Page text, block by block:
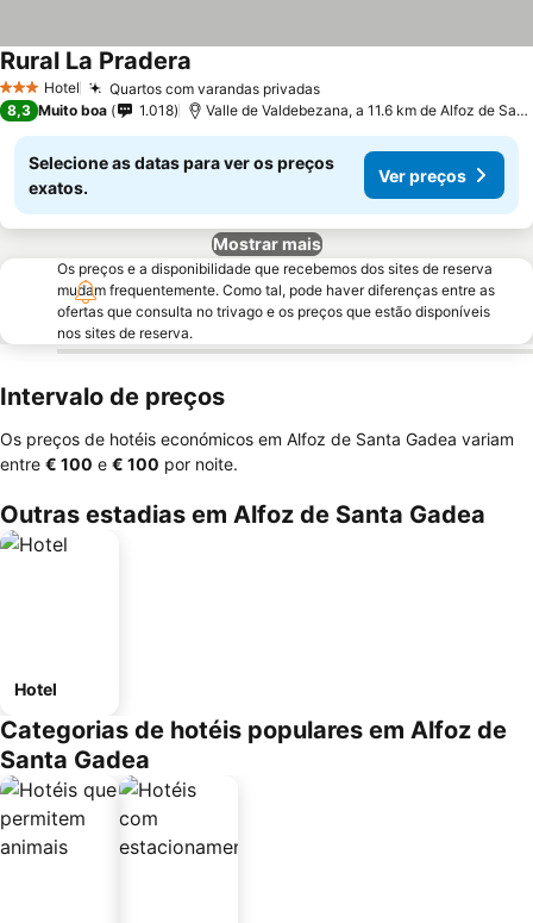
3 EstrelasHotel Quartos com varandas privadas
Rural La Pradera
8,3 Muito boa 1.018 Valle de Valdebezana, a 11.6 km de Alfoz de Santa Gadea
Selecione as datas para ver os preços
exatos.
Ver preços
Mostrar mais
Os preços e a disponibilidade que recebemos dos sites de reserva
mudam frequentemente. Como tal, pode haver diferenças entre as
ofertas que consulta no trivago e os preços que estão disponíveis
nos sites de reserva.
Intervalo de preços
Os preços de hotéis económicos em Alfoz de Santa Gadea variam
entre ‎€ 100 e ‎€ 100 por noite.
Outras estadias em Alfoz de Santa Gadea
Hotel
Categorias de hotéis populares em Alfoz de
Santa Gadea